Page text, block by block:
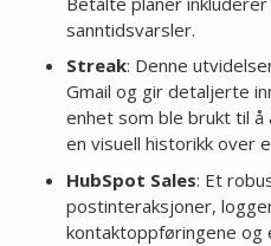
sanntidsvarsler.
Streak: Denne
Gmail og gir detaljerte
enhet som ble brukt til
en visuell historikk over
HubSpot Sales: Et
postinteraksjoner,
kontaktoppføringene og